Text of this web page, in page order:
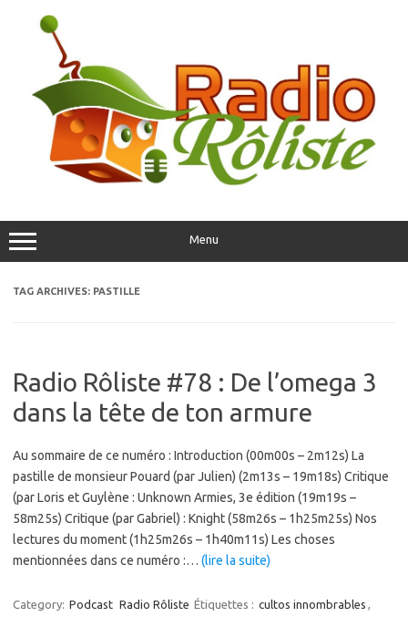
content
Menu
TAG ARCHIVES: PASTILLE
Radio Rôliste #78 : De l’omega 3
dans la tête de ton armure
Au sommaire de ce numéro : Introduction (00m00s – 2m12s) La
pastille de monsieur Pouard (par Julien) (2m13s – 19m18s) Critique
(par Loris et Guylène : Unknown Armies, 3e édition (19m19s –
58m25s) Critique (par Gabriel) : Knight (58m26s – 1h25m25s) Nos
lectures du moment (1h25m26s – 1h40m11s) Les choses
mentionnées dans ce numéro :… (lire la suite)
Category: Podcast Radio Rôliste Étiquettes : cultos innombrables ,